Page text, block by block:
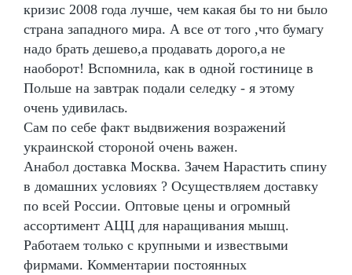
кризис 2008 года лучше, чем какая бы то ни было
страна западного мира. А все от того ,что бумагу
надо брать дешево,а продавать дорого,а не
наоборот! Вспомнила, как в одной гостинице в
Польше на завтрак подали селедку - я этому
очень удивилась.
Сам по себе факт выдвижения возражений
украинской стороной очень важен.
Анабол доставка Москва. Зачем Нарастить спину
в домашних условиях ? Осуществляем доставку
по всей России. Оптовые цены и огромный
ассортимент АЦЦ для наращивания мышц.
Работаем только с крупными и извествыми
фирмами. Комментарии постоянных